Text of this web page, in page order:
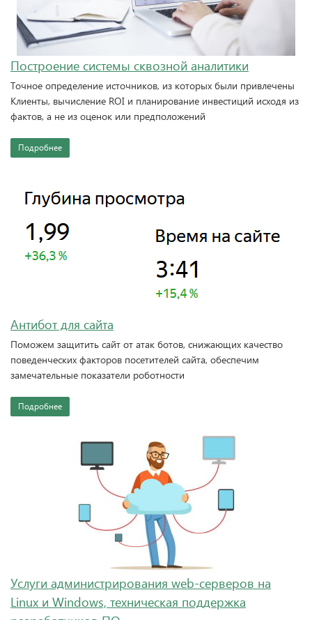
Построение системы сквозной аналитики
Точное определение источников, из которых были привлечены
Клиенты, вычисление ROI и планирование инвестиций исходя из
фактов, а не из оценок или предположений
Подробнее
Антибот для сайта
Поможем защитить сайт от атак ботов, снижающих качество
поведенческих факторов посетителей сайта, обеспечим
замечательные показатели роботности
Подробнее
Услуги администрирования web-серверов на
Linux и Windows, техническая поддержка